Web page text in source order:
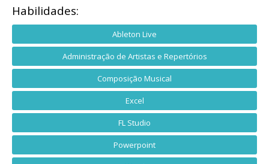
Habilidades:
Ableton Live
Administração de Artistas e Repertórios
Composição Musical
Excel
FL Studio
Powerpoint